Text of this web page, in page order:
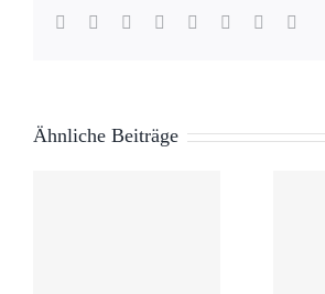
Facebook
TwitterReddit LinkedInWhatsApp
TumblrPinterest
Ähnliche Beiträge